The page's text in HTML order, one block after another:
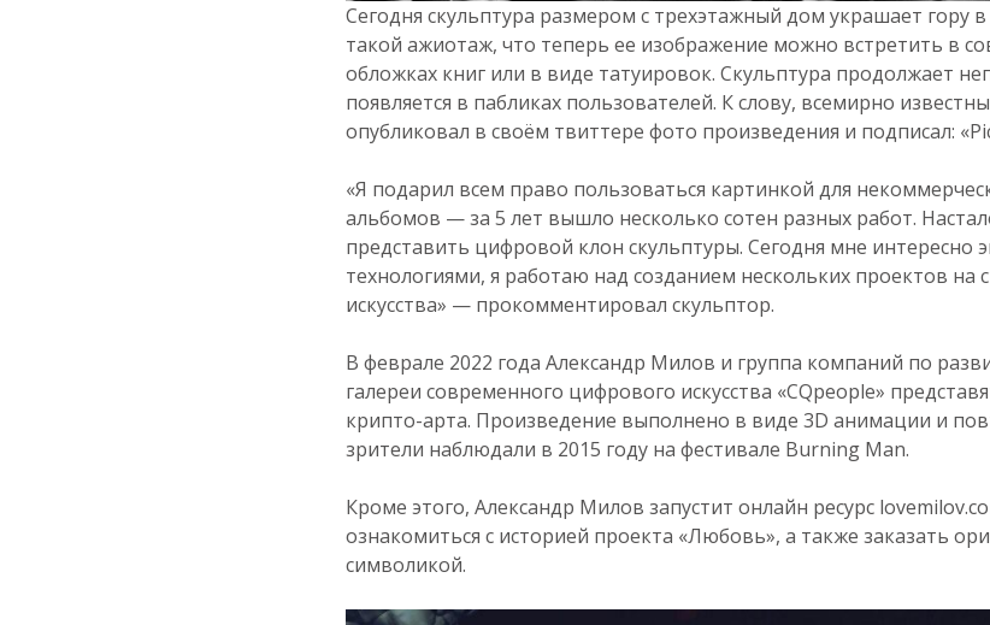
Сегодня скульптура размером с трехэтажный дом украшает гору
такой ажиотаж, что теперь ее изображение можно встретить в
обложках книг или в виде татуировок. Скульптура продолжает
появляется в пабликах пользователей. К слову, всемирно
опубликовал в своём твиттере фото произведения и подписал:
«Я подарил всем право пользоваться картинкой для
альбомов — за 5 лет вышло несколько сотен разных работ.
представить цифровой клон скульптуры. Сегодня мне интересно
технологиями, я работаю над созданием нескольких проектов
искусства» — прокомментировал скульптор.
В феврале 2022 года Александр Милов и группа компаний по
галереи современного цифрового искусства «CQpeople»
крипто-арта. Произведение выполнено в виде 3D анимации и
зрители наблюдали в 2015 году на фестивале Burning Man.
Кроме этого, Александр Милов запустит онлайн ресурс
ознакомиться с историей проекта «Любовь», а также заказать
символикой.